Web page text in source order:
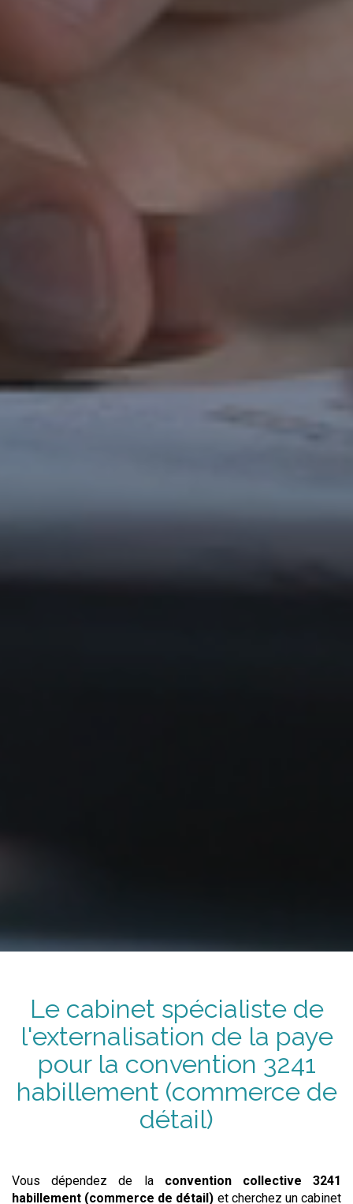
Le cabinet spécialiste de
l'externalisation de la paye
pour la convention 3241
habillement (commerce de
détail)
Vous dépendez de laconvention collective 3241
habillement (commerce de détail) et cherchez un cabinet